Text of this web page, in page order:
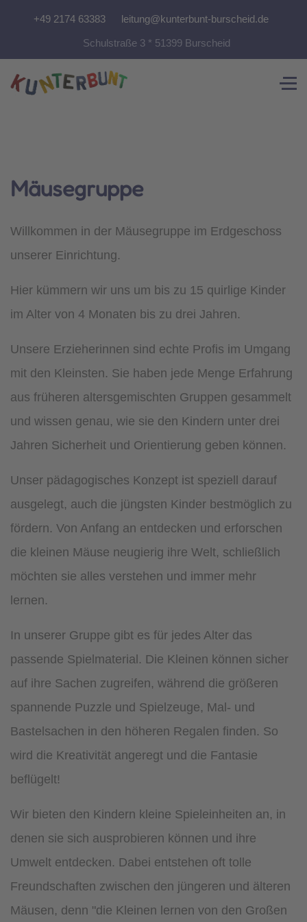
+49 2174 63383 leitung@kunterbunt-burscheid.de
Schulstraße 3 * 51399 Burscheid
Mäusegruppe
Willkommen in der Mäusegruppe im Erdgeschoss
unserer Einrichtung.
Hier kümmern wir uns um bis zu 15 quirlige Kinder
im Alter von 4 Monaten bis zu drei Jahren.
Unsere Erzieherinnen sind echte Profis im Umgang
mit den Kleinsten. Sie haben jede Menge Erfahrung
aus früheren altersgemischten Gruppen gesammelt
und wissen genau, wie sie den Kindern unter drei
Jahren Sicherheit und Orientierung geben können.
Unser pädagogisches Konzept ist speziell darauf
ausgelegt, auch die jüngsten Kinder bestmöglich zu
fördern. Von Anfang an entdecken und erforschen
die kleinen Mäuse neugierig ihre Welt, schließlich
möchten sie alles verstehen und immer mehr
lernen.
In unserer Gruppe gibt es für jedes Alter das
passende Spielmaterial. Die Kleinen können sicher
auf ihre Sachen zugreifen, während die größeren
spannende Puzzle und Spielzeuge, Mal- und
Bastelsachen in den höheren Regalen finden. So
wird die Kreativität angeregt und die Fantasie
beflügelt!
Wir bieten den Kindern kleine Spieleinheiten an, in
denen sie sich ausprobieren können und ihre
Umwelt entdecken. Dabei entstehen oft tolle
Freundschaften zwischen den jüngeren und älteren
Mäusen, denn "die Kleinen lernen von den Großen